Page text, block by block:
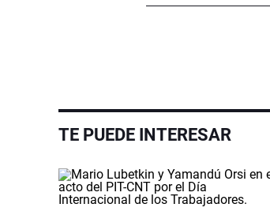
TE PUEDE INTERESAR